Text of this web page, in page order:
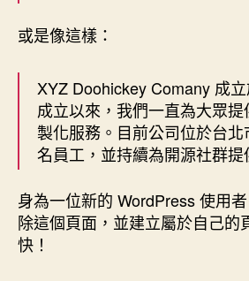
或是像這樣：
XYZ Doohickey Comany 成
成立以來，我們一直為大眾
製化服務。目前公司位於台
名員工，並持續為開源社群提
身為一位新的 WordPress 使用
除這個頁面，並建立屬於自己的
快！